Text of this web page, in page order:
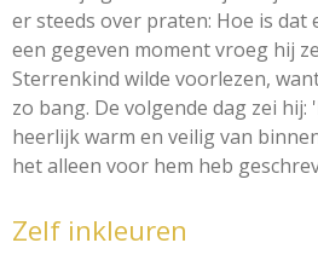
er steeds over praten: Hoe is dat
een gegeven moment vroeg hij
Sterrenkind wilde voorlezen,
zo bang. De volgende dag zei hij:
heerlijk warm en veilig van
het alleen voor hem heb
Zelf inkleuren